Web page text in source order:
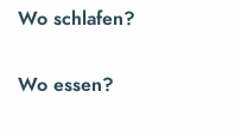
Wo schlafen?
Wo essen?
Intercom
Poêles